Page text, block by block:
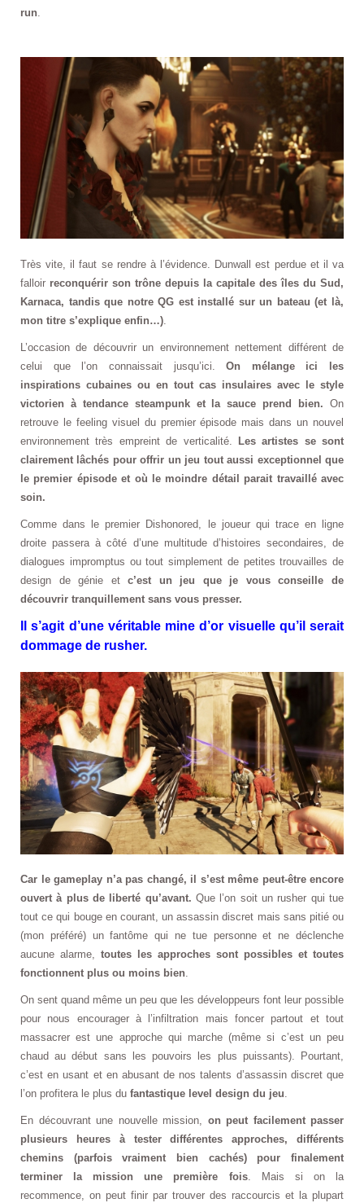
run
Très vite, il faut se rendre à l’évidence. Dunwall est perdue et il va
falloir reconquérir son trône depuis la capitale des îles du Sud,
Karnaca, tandis que notre QG est installé sur un bateau (et là,
mon titre s’explique enfin…).
L’occasion de découvrir un environnement nettement différent de
celui que l’on connaissait jusqu’ici.On mélange ici les
inspirations cubaines ou en tout cas insulaires avec le style
victorien à tendance steampunk et la sauce prend bien. On
retrouve le feeling visuel du premier épisode mais dans un nouvel
environnement très empreint de verticalité.
Les artistes se sont
clairement lâchés pour offrir un jeu tout aussi exceptionnel que
le premier épisode et où le moindre détail parait travaillé avec
soin.
Comme dans le premier Dishonored, le joueur qui trace en ligne
droite passera à côté d’une multitude d’histoires secondaires, de
dialogues impromptus ou tout simplement de petites trouvailles de
design de génie etc’est un jeu que je vous conseille de
découvrir tranquillement sans vous presser.
Il s’agit d’une véritable mine d’or visuelle qu’il serait
dommage de rusher.
Car le gameplay n’a pas changé, il s’est même peut-être encore
ouvert à plus de liberté qu’avant. Que l’on soit un rusher qui tue
tout ce qui bouge en courant, un assassin discret mais sans pitié ou
(mon préféré) un fantôme qui ne tue personne et ne déclenche
aucune alarme, toutes les approches sont possibles et toutes
fonctionnent plus ou moins bien.
On sent quand même un peu que les développeurs font leur possible
pour nous encourager à l’infiltration mais foncer partout et tout
massacrer est une approche qui marche (même si c’est un peu
chaud au début sans les pouvoirs les plus puissants). Pourtant,
c’est en usant et en abusant de nos talents d’assassin discret que
l’on profitera le plus du fantastique level design du jeu.
En découvrant une nouvelle mission, on peut facilement passer
plusieurs heures à tester différentes approches, différents
chemins (parfois vraiment bien cachés) pour finalement
terminer la mission une première fois. Mais si on la
recommence, on peut finir par trouver des raccourcis et la plupart